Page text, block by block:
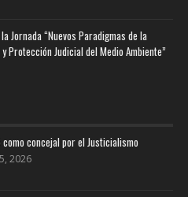
Jornada “Nuevos Paradigmas de la
Protección Judicial del Medio Ambiente”
concejal por el Justicialismo
2026